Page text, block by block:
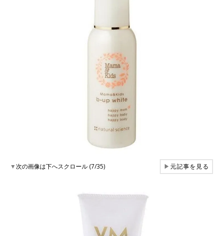
▼次の画像は下へスクロール (7/35) ▶元記事を見る